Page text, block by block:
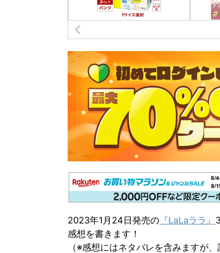
2023年1月24日発売の 『LaLaララ』
感想を書きます！
（※感想にはネタバレを含みますが